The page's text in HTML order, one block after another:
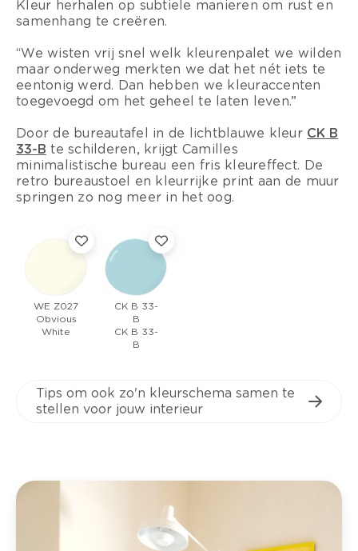
Kleur herhalen op subtiele manieren om rust en
samenhang te creëren.
“We wisten vrij snel welk kleurenpalet we wilden
maar onderweg merkten we dat het nét iets te
eentonig werd. Dan hebben we kleuraccenten
toegevoegd om het geheel te laten leven.”
Door de bureautafel in de lichtblauwe kleur CK B
33-B te schilderen, krijgt Camilles
minimalistische bureau een fris kleureffect. De
retro bureaustoel en kleurrijke print aan de muur
springen zo nog meer in het oog.
WE Z027
Obvious
White
CK B 33-
B
CK B 33-
B
Tips om ook zo'n kleurschema samen te
stellen voor jouw interieur